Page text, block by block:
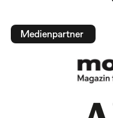
Medienpartner